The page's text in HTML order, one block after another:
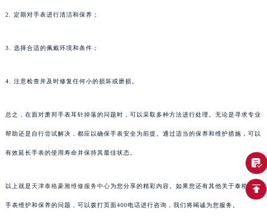
2. 定期对手表进行清洁和保养；
3. 选择合适的佩戴环境和条件；
4. 注意检查并及时修复任何小的损坏或磨损。
总之，在面对萧邦手表耳针掉落的问题时，可以采取多种方法进行处理。无论是寻求专业
帮助还是自行尝试解决，都应以确保手表安全为前提。通过适当的保养和维护措施，可以
有效延长手表的使用寿命并保持其最佳状态。
以上就是天津泰格豪雅维修服务中心为您分享的精彩内容。如果您还有其他关于泰格豪雅
手表维护和保养的问题，可以拨打页面400电话进行咨询，我们将竭诚为您服务。